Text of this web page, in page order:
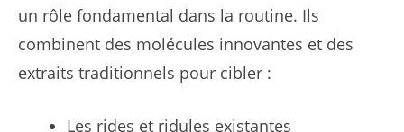
un rôle fondamental dans la routine. Ils
combinent des molécules innovantes et des
extraits traditionnels pour cibler :
Les rides et ridules existantes